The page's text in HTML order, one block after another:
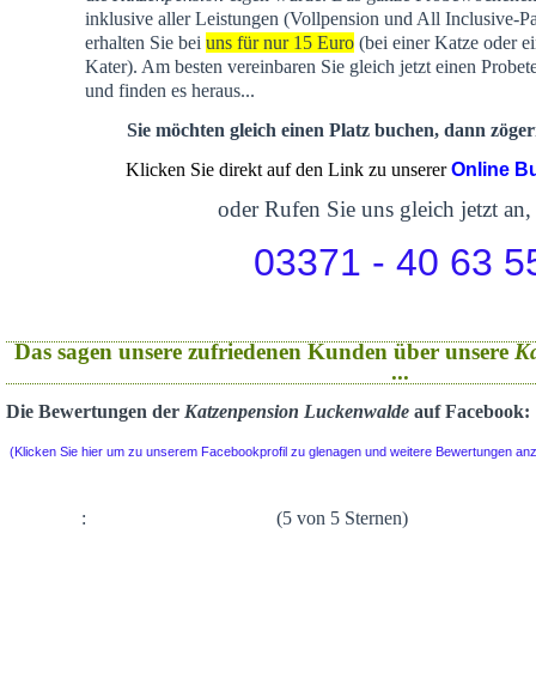
inklusive aller Leistungen (Vollpension und All Inclusive-
erhalten Sie bei uns für nur 15 Euro(bei einer Katze oder
Kater). Am besten vereinbaren Sie gleich jetzt einen
und finden es heraus...
Sie möchten gleich einen Platz buchen, dann
Klicken Sie direkt auf den Link zu unsererOnline
oder Rufen Sie uns gleich jetzt an,
03371 - 40 63
Das sagen unsere zufriedenen Kunden über unsere
...
Die Bewertungen der Katzenpension Luckenwalde auf Facebook:
(Klicken Sie hier um zu unserem Facebookprofil zu glenagen und weitere Bewertungen
: (5 von 5 Sternen)